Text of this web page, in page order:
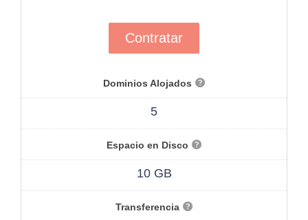
Contratar
Dominios Alojados
5
Espacio en Disco
10 GB
Transferencia